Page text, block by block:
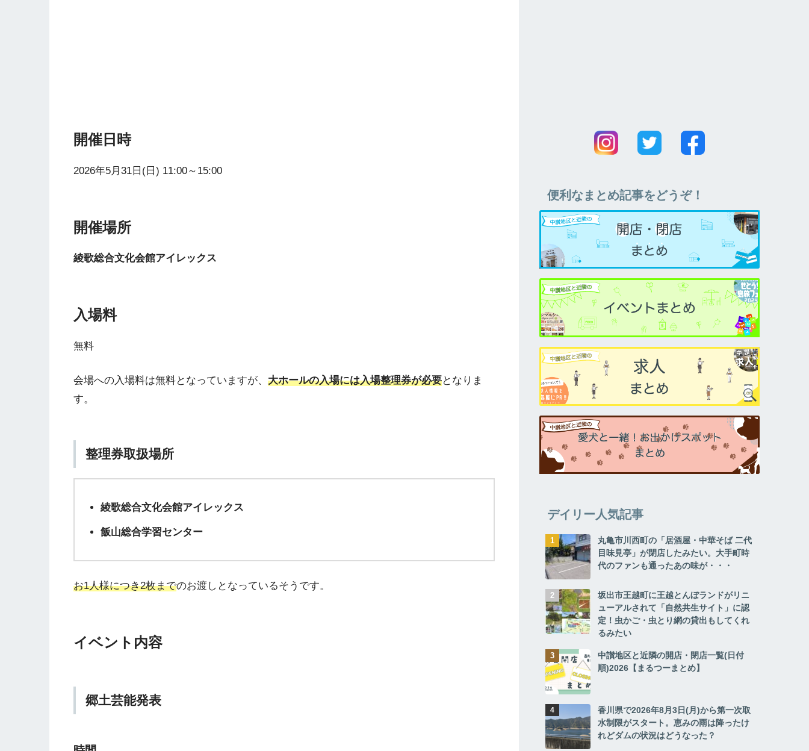
開催日時
2026年5月31日(日) 11:00～15:00
開催場所
綾歌総合文化会館アイレックス
入場料
無料
会場への入場料は無料となっていますが、 大ホールの入場には入場整理券が必要となりま
す。
整理券取扱場所
綾歌総合文化会館アイレックス
飯山総合学習センター
お1人様につき2枚までのお渡しとなっているそうです。
イベント内容
郷土芸能発表
便利なまとめ記事をどうぞ！
デイリー人気記事
丸亀市川西町の「居酒屋・中華そば 二代
目味見亭」が閉店したみたい。大手町時
代のファンも通ったあの味が・・・
坂出市王越町に王越とんぼランドがリニ
ューアルされて「自然共生サイト」に認
定！虫かご・虫とり網の貸出もしてくれ
るみたい
中讃地区と近隣の開店・閉店一覧(日付
順)2026【まるつーまとめ】
香川県で2026年8月3日(月)から第一次取
水制限がスタート。恵みの雨は降ったけ
れどダムの状況はどうなった？